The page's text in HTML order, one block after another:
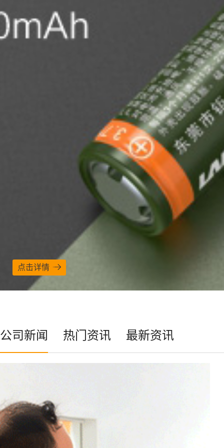
点击详情
公司新闻 热门资讯 最新资讯